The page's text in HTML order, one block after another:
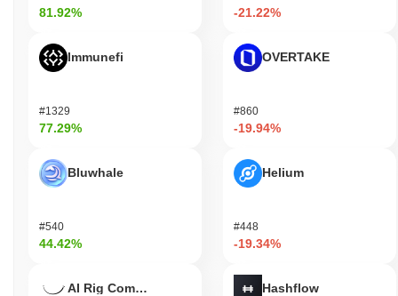
81.92%
Immunefi
#1329
77.29%
Bluwhale
#540
44.42%
AI Rig Complex
-21.22%
OVERTAKE
#860
-19.94%
Helium
#448
-19.34%
Hashflow